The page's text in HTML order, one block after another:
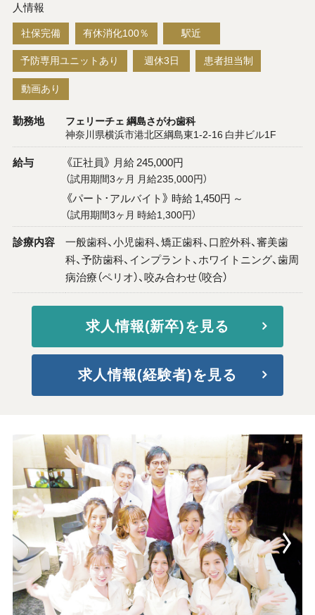
人情報
社保完備 有休消化100％ 駅近
予防専用ユニットあり 週休3日 患者担当制
動画あり
勤務地 フェリーチェ 綱島さがわ歯科
神奈川県横浜市港北区綱島東1-2-16 白井ビル1F
給与 《正社員》 月給 245,000円
（試用期間3ヶ月 月給235,000円）
《パート･アルバイト》 時給 1,450円 ～
（試用期間3ヶ月 時給1,300円）
診療内容
一般歯科、小児歯科、矯正歯科、口腔外科、審美歯
科、予防歯科、インプラント、ホワイトニング、歯周
病治療（ペリオ）、咬み合わせ（咬合）
求人情報(新卒)を見る
求人情報(経験者)を見る